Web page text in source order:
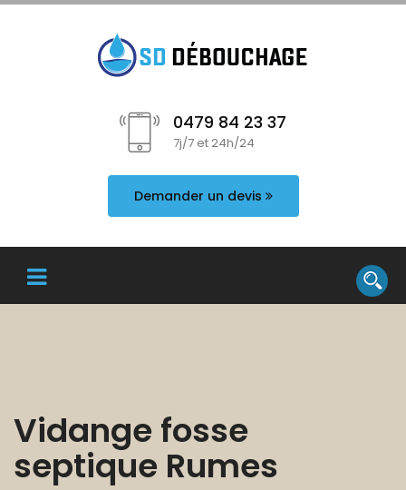
0479 84 23 37
7j/7 et 24h/24
Demander un devis
Vidange fosse
septique Rumes